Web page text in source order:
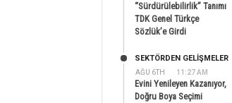
“Sürdürülebilirlik” Tanımı
TDK Genel Türkçe
Sözlük’e Girdi
AĞU 6TH 11:27 AM
SEKTÖRDEN GELIŞMELER
Evini Yenileyen Kazanıyor,
Doğru Boya Seçimi